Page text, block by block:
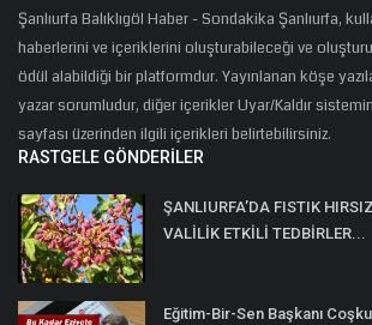
Şanlıurfa Balıklıgöl Haber - Sondakika Şanlıurfa,
haberlerini ve içeriklerini oluşturabileceği ve
ödül alabildiği bir platformdur. Yayınlanan köşe
yazar sorumludur, diğer içerikler Uyar/Kaldır
sayfası üzerinden ilgili içerikleri belirtebilirsiniz.
RASTGELE GÖNDERILER
ŞANLIURFA’DA FISTIK
VALİLİK ETKİLİ TEDBİRLER...
Eğitim-Bir-Sen Başkanı